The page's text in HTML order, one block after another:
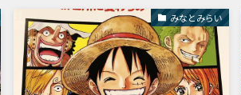
みなとみらい